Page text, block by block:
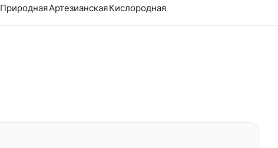
ПрироднаяАртезианскаяКислородная